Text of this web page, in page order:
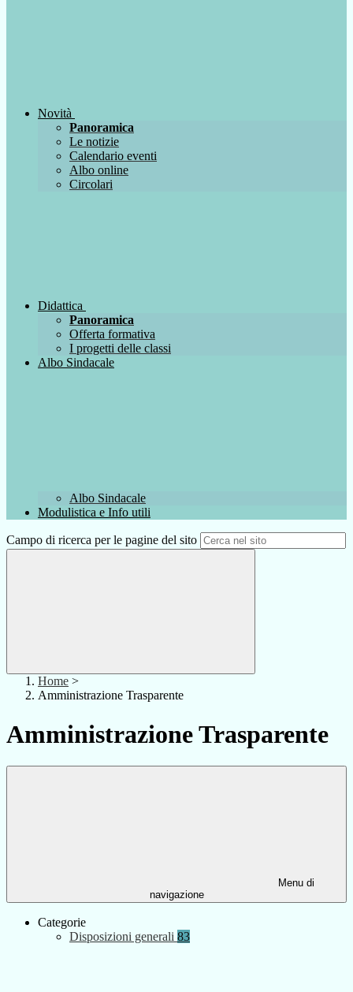
Novità
Panoramica
Le notizie
Calendario eventi
Albo online
Circolari
Didattica
Panoramica
Offerta formativa
I progetti delle classi
Albo Sindacale
Albo Sindacale
Modulistica e Info utili
Campo di ricerca per le pagine del sito
Home >
Amministrazione Trasparente
Amministrazione Trasparente
Menu di
navigazione
Categorie
Disposizioni generali 83